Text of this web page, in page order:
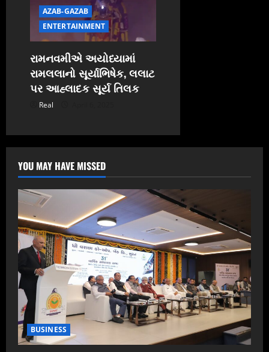
AZAB-GAZAB
ENTERTAINMENT
રામનવમીએ અયોધ્યામાં
રામલલાનો સૂર્યાભિષેક, લલાટ
પર આહ્લાદક સૂર્ય તિલક
Real
YOU MAY HAVE MISSED
BUSINESS